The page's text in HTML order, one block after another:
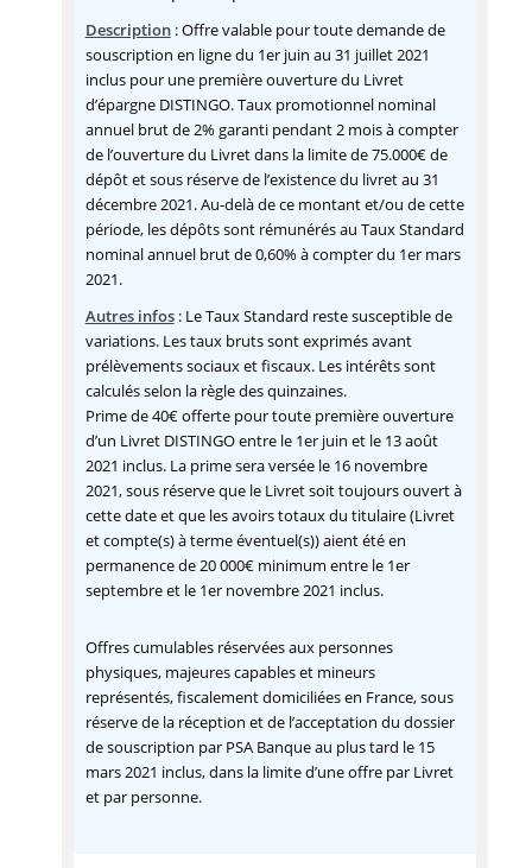
Description: Offre valable pour toute demande de
souscription en ligne du 1er juin au 31 juillet 2021
inclus pour une première ouverture du Livret
d’épargne DISTINGO. Taux promotionnel nominal
annuel brut de 2% garanti pendant 2 mois à compter
de l’ouverture du Livret dans la limite de 75.000€ de
dépôt et sous réserve de l’existence du livret au 31
décembre 2021. Au-delà de ce montant et/ou de cette
période, les dépôts sont rémunérés au Taux Standard
nominal annuel brut de 0,60% à compter du 1er mars
2021.
Autres infos: Le Taux Standard reste susceptible de
variations. Les taux bruts sont exprimés avant
prélèvements sociaux et fiscaux. Les intérêts sont
calculés selon la règle des quinzaines.
Prime de 40€ offerte pour toute première ouverture
d’un Livret DISTINGO entre le 1er juin et le 13 août
2021 inclus. La prime sera versée le 16 novembre
2021, sous réserve que le Livret soit toujours ouvert à
cette date et que les avoirs totaux du titulaire (Livret
et compte(s) à terme éventuel(s)) aient été en
permanence de 20 000€ minimum entre le 1er
septembre et le 1er novembre 2021 inclus.
Offres cumulables réservées aux personnes
physiques, majeures capables et mineurs
représentés, fiscalement domiciliées en France, sous
réserve de la réception et de l’acceptation du dossier
de souscription par PSA Banque au plus tard le 15
mars 2021 inclus, dans la limite d’une offre par Livret
et par personne.